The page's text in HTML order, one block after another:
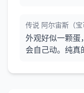
传说 阿尔宙斯（宝
外观好似一颗蛋
会自己动。纯真